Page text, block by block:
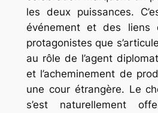
les deux puissances.
événement et des liens
protagonistes que
au rôle de l’agent
et l’acheminement de
une cour étrangère. Le
s’est naturellement